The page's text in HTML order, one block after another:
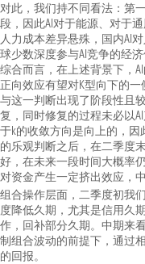
对此，我们持不同看法：第
段，因此AI对于能源、对于
人力成本差异悬殊，国内AI
球少数深度参与AI竞争的经
综合而言，在上述背景下，
正向效应有望对K型向下的
与这一判断出现了阶段性且
复，同时修复的过程未必以
于k的收敛方向是向上的，
的乐观判断之后，在二季度
好，在未来一段时间大概率
对资金产生一定挤出效应，
组合操作层面，二季度初我
度降低久期，尤其是信用久
作，回补部分久期。中期来
制组合波动的前提下，通过
的回报。